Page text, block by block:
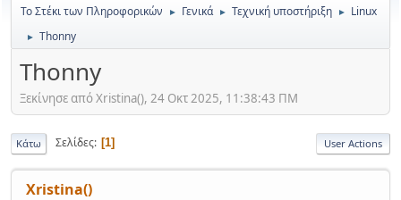
Το Στέκι των Πληροφορικών ► Γενικά ► Τεχνική υποστήριξη ► Linux
► Thonny
Thonny
Ξεκίνησε από Xristina(), 24 Οκτ 2025, 11:38:43 ΠΜ
Κάτω Σελίδες 1 User Actions
Xristina()